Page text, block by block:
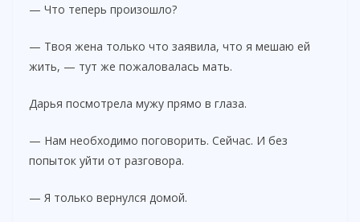
— Что теперь произошло?
— Твоя жена только что заявила, что я мешаю ей
жить, — тут же пожаловалась мать.
Дарья посмотрела мужу прямо в глаза.
— Нам необходимо поговорить. Сейчас. И без
попыток уйти от разговора.
— Я только вернулся домой.